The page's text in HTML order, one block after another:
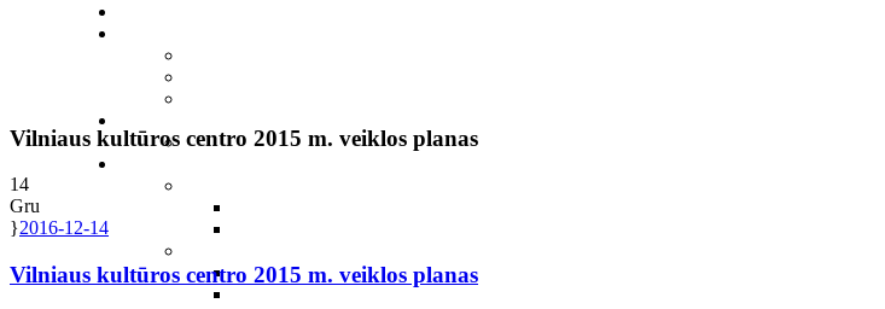
Vilniaus kultūros centro 2015 m. veiklos planas
14
Gru
2016-12-14
Vilniaus kultūros centro 2015 m. veiklos planas